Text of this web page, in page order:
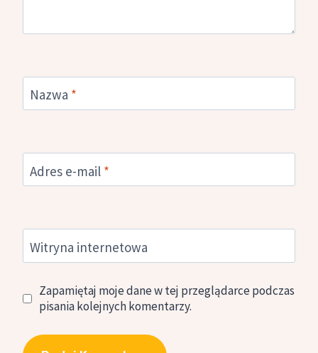
Nazwa *
Adres e-mail *
Witryna internetowa
Zapamiętaj moje dane w tej przeglądarce podczas
pisania kolejnych komentarzy.